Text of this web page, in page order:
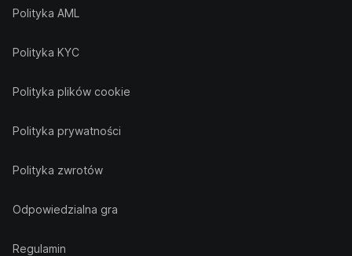
Polityka AML
Polityka KYC
Polityka plików cookie
Polityka prywatności
Polityka zwrotów
Odpowiedzialna gra
Regulamin